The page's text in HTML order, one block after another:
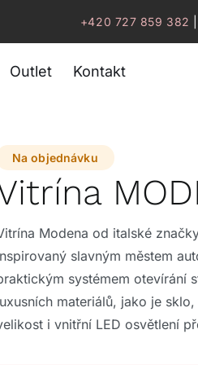
+420 727 859 382
Outlet Kontakt
Na objednávku
Modena od italské
slavným městem
systémem otevírání
materiálů, jako je
i vnitřní LED osvětlení